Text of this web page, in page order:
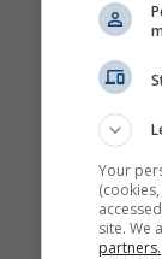
Your
site. We
partners.